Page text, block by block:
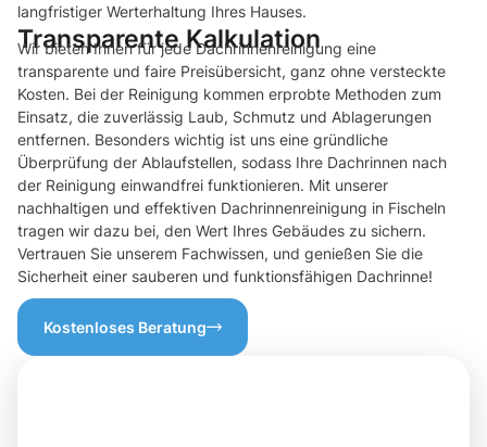
langfristiger Werterhaltung Ihres Hauses.
Transparente Kalkulation
Wir bieten Ihnen für jede Dachrinnenreinigung eine
transparente und faire Preisübersicht, ganz ohne versteckte
Kosten. Bei der Reinigung kommen erprobte Methoden zum
Einsatz, die zuverlässig Laub, Schmutz und Ablagerungen
entfernen. Besonders wichtig ist uns eine gründliche
Überprüfung der Ablaufstellen, sodass Ihre Dachrinnen nach
der Reinigung einwandfrei funktionieren. Mit unserer
nachhaltigen und effektiven Dachrinnenreinigung in Fischeln
tragen wir dazu bei, den Wert Ihres Gebäudes zu sichern.
Vertrauen Sie unserem Fachwissen, und genießen Sie die
Sicherheit einer sauberen und funktionsfähigen Dachrinne!
Kostenloses Beratung